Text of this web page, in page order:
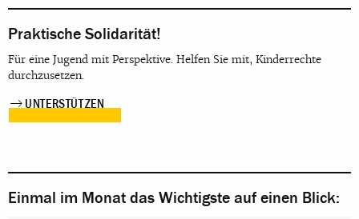
Praktische Solidarität!
Für eine Jugend mit Perspektive. Helfen Sie mit, Kinderrechte
durchzusetzen.
UNTERSTÜTZEN
Einmal im Monat das Wichtigste auf einen Blick: